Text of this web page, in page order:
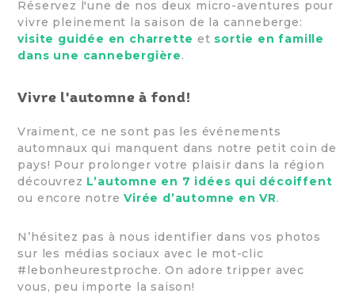
Réservez l'une de nos deux micro-aventures pour
vivre pleinement la saison de la canneberge:
visite guidée en charrette et sortie en famille
dans une cannebergière.
Vivre l'automne à fond!
Vraiment, ce ne sont pas les événements
automnaux qui manquent dans notre petit coin de
pays! Pour prolonger votre plaisir dans la région
découvrez L’automne en 7 idées qui décoiffent
ou encore notreVirée d’automne en VR.
N’hésitez pas à nous identifier dans vos photos
sur les médias sociaux avec le mot-clic
#lebonheurestproche. On adore tripper avec
vous, peu importe la saison!